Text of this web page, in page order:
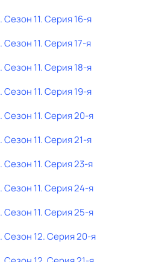
. Сезон 11. Серия 16-я
. Сезон 11. Серия 17-я
. Сезон 11. Серия 18-я
. Сезон 11. Серия 19-я
. Сезон 11. Серия 20-я
. Сезон 11. Серия 21-я
. Сезон 11. Серия 23-я
. Сезон 11. Серия 24-я
. Сезон 11. Серия 25-я
. Сезон 12. Серия 20-я